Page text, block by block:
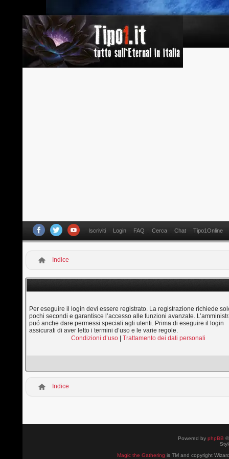
Iscriviti Login FAQ Cerca Chat Tipo1Online
Indice
Per eseguire il login devi essere registrato. La registrazione richiede
pochi secondi e garantisce l’accesso alle funzioni avanzate.
puó anche dare permessi speciali agli utenti. Prima di eseguire il login
assicurati di aver letto i termini d’uso e le varie regole.
Condizioni d’uso |Trattamento dei dati personali
Indice
Powered by phpBB
Magic the Gathering is TM and copyright